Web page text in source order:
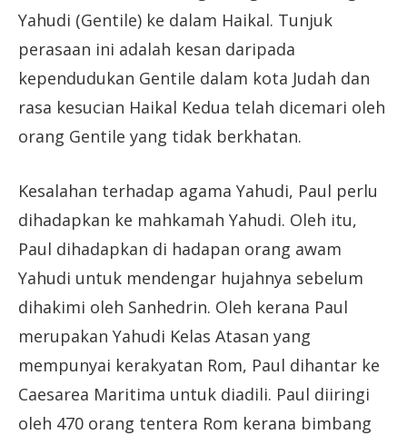
Yahudi (Gentile) ke dalam Haikal. Tunjuk
perasaan ini adalah kesan daripada
kependudukan Gentile dalam kota Judah dan
rasa kesucian Haikal Kedua telah dicemari oleh
orang Gentile yang tidak berkhatan.
Kesalahan terhadap agama Yahudi, Paul perlu
dihadapkan ke mahkamah Yahudi. Oleh itu,
Paul dihadapkan di hadapan orang awam
Yahudi untuk mendengar hujahnya sebelum
dihakimi oleh Sanhedrin. Oleh kerana Paul
merupakan Yahudi Kelas Atasan yang
mempunyai kerakyatan Rom, Paul dihantar ke
Caesarea Maritima untuk diadili. Paul diiringi
oleh 470 orang tentera Rom kerana bimbang